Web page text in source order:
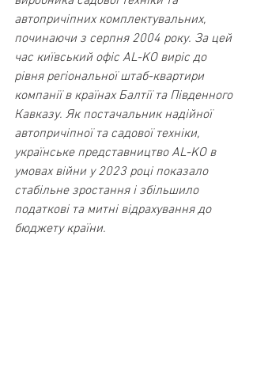
автопричіпних комплектувальних,
починаючи з серпня 2004 року. За цей
час київський офіс AL-KO виріс до
рівня регіональної штаб-квартири
компанії в країнах Балтії та Південного
Кавказу. Як постачальник надійної
автопричіпної та садової техніки,
українське представництво AL-KO в
умовах війни у 2023 році показало
стабільне зростання і збільшило
податкові та митні відрахування до
бюджету країни.